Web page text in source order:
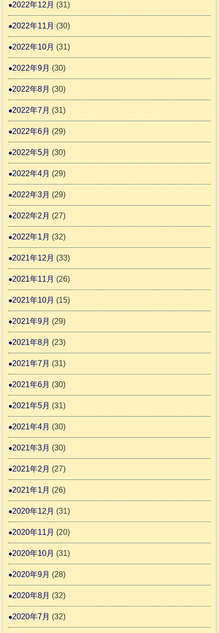
2022年12月 (31)
2022年11月 (30)
2022年10月 (31)
2022年9月 (30)
2022年8月 (30)
2022年7月 (31)
2022年6月 (29)
2022年5月 (30)
2022年4月 (29)
2022年3月 (29)
2022年2月 (27)
2022年1月 (32)
2021年12月 (33)
2021年11月 (26)
2021年10月 (15)
2021年9月 (29)
2021年8月 (23)
2021年7月 (31)
2021年6月 (30)
2021年5月 (31)
2021年4月 (30)
2021年3月 (30)
2021年2月 (27)
2021年1月 (26)
2020年12月 (31)
2020年11月 (20)
2020年10月 (31)
2020年9月 (28)
2020年8月 (32)
2020年7月 (32)